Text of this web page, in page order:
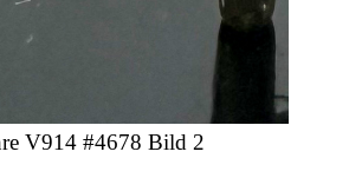
V914 #4678 Bild 2